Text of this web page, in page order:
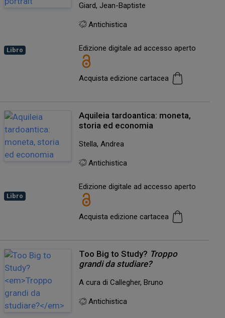
Libro
Giard, Jean-Baptiste
Antichistica
Edizione digitale ad accesso aperto
Acquista edizione cartacea
Libro
Aquileia tardoantica: moneta,
storia ed economia
Stella, Andrea
Antichistica
Edizione digitale ad accesso aperto
Acquista edizione cartacea
Too Big to Study? Troppo
grandi da studiare?
A cura di Callegher, Bruno
Antichistica